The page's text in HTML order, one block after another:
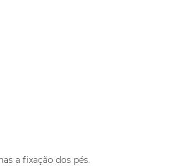
a fixação dos pés.